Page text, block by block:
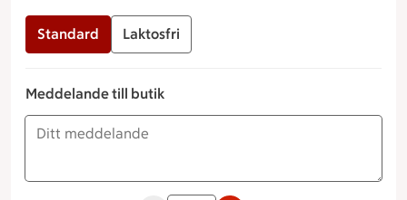
Standard Laktosfri
Meddelande till butik